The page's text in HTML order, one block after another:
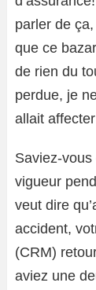
parler de ça,
que ce
de rien du
perdue, je
allait
Saviez-
vigueur
veut dire
accident,
(CRM)
aviez une